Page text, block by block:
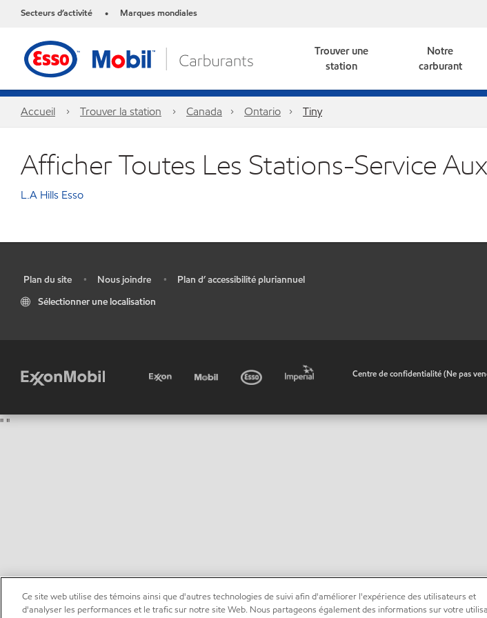
Secteurs d’activité • Marques mondiales
Trouver une
station
Notre
carburant
Accueil Trouver la station Canada Ontario Tiny
Afficher Toutes Les Stations-Service
L.A Hills Esso
Plan du site • Nous joindre •
Plan d’ accessibilité pluriannuel
Sélectionner une localisation
Centre de confidentialité (Ne pas
Ce site web utilise des témoins ainsi que d'autres technologies de suivi afin d'améliorer l'expérience des utilisateurs et
d'analyser les performances et le trafic sur notre site Web. Nous partageons également des informations sur votre
""